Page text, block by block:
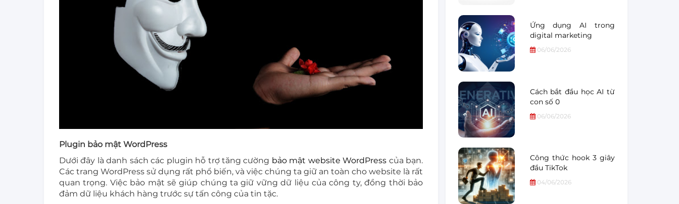
Plugin bảo mật WordPress
Dưới đây là danh sách các plugin hỗ trợ tăng cường bảo mật website WordPress của bạn.
Các trang WordPress sử dụng rất phổ biến, và việc chúng ta giữ an toàn cho website là rất
quan trọng. Việc bảo mật sẽ giúp chúng ta giữ vững dữ liệu của công ty, đồng thời bảo
đảm dữ liệu khách hàng trước sự tấn công của tin tặc.
Ứng dụng AI trong
digital marketing
06/06/2026
Cách bắt đầu học AI từ
con số 0
06/06/2026
Công thức hook 3 giây
đầu TikTok
04/06/2026